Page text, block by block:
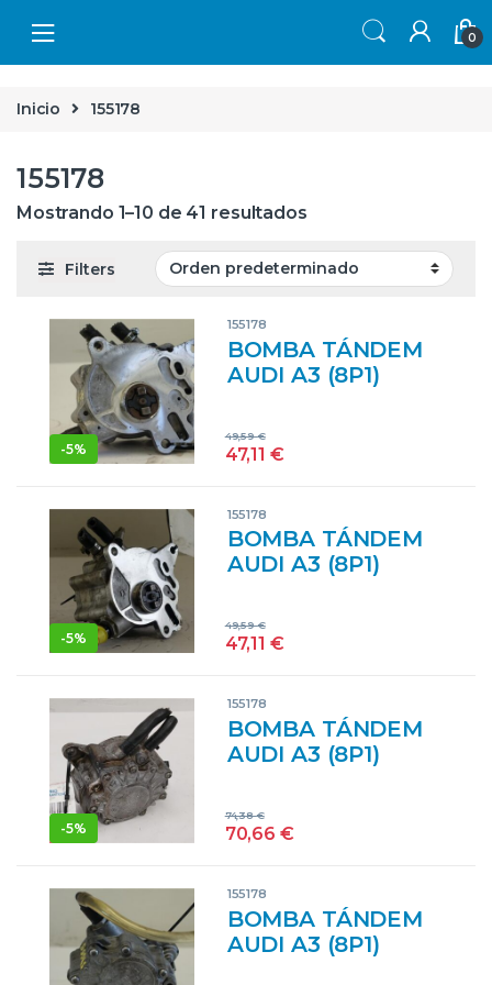
0
Inicio 155178
155178
Mostrando 1–10 de 41 resultados
Filters
-5%
155178
BOMBA TÁNDEM
AUDI A3 (8P1)
03G145209
47,11 €
49,59€
-5%
155178
BOMBA TÁNDEM
AUDI A3 (8P1)
03G145209
47,11 €
49,59€
-5%
155178
BOMBA TÁNDEM
AUDI A3 (8P1)
03G145209
70,66 €
74,38€
155178
BOMBA TÁNDEM
AUDI A3 (8P1)